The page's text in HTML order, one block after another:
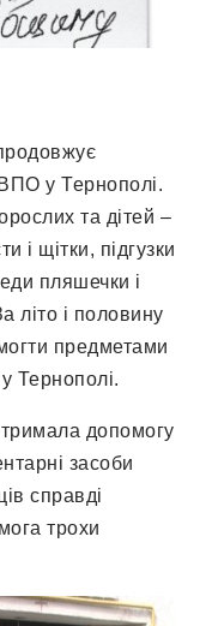
у Тернополі.
та дітей –
і щітки, підгузки
пляшечки і
літо і половину
предметами
Тернополі.
допомогу
засоби
справді
трохи